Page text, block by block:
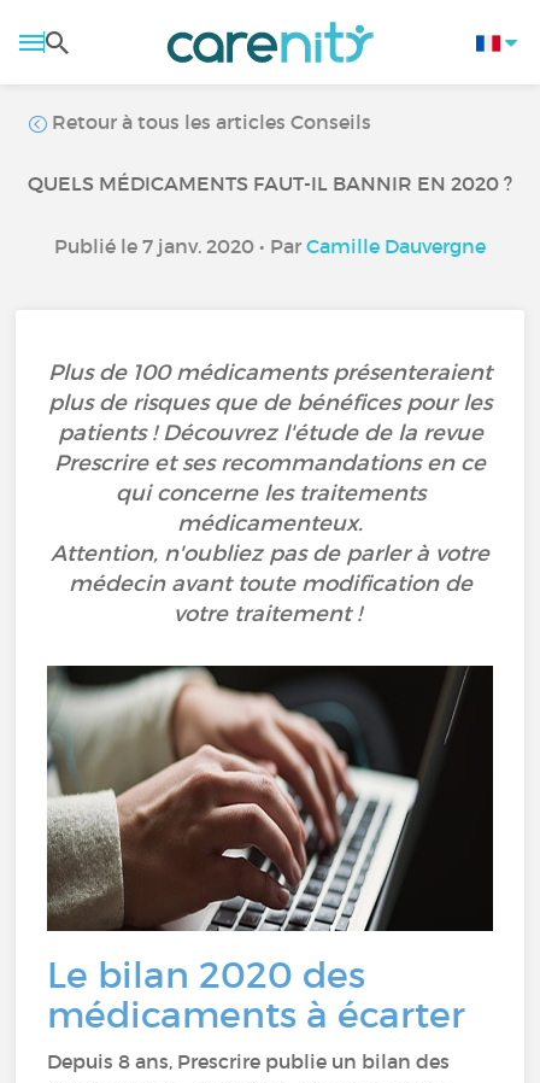
Retour à tous les articles Conseils
QUELS MÉDICAMENTS FAUT-IL BANNIR EN 2020 ?
Publié le 7 janv. 2020 • Par Camille Dauvergne
Plus de 100 médicaments présenteraient
plus de risques que de bénéfices pour les
patients ! Découvrez l'étude de la revue
Prescrire et ses recommandations en ce
qui concerne les traitements
médicamenteux.
Attention, n'oubliez pas de parler à votre
médecin avant toute modification de
votre traitement !
Le bilan 2020 des
médicaments à écarter
Depuis 8 ans, Prescrire publie un bilan des